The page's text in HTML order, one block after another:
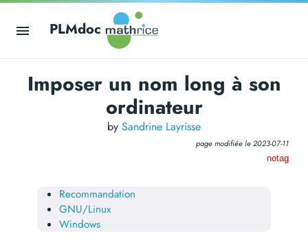
PLMdoc
Imposer un nom long à son
ordinateur
by Sandrine Layrisse
page modifiée le2023-07-11
notag
Recommandation
GNU/Linux
Windows